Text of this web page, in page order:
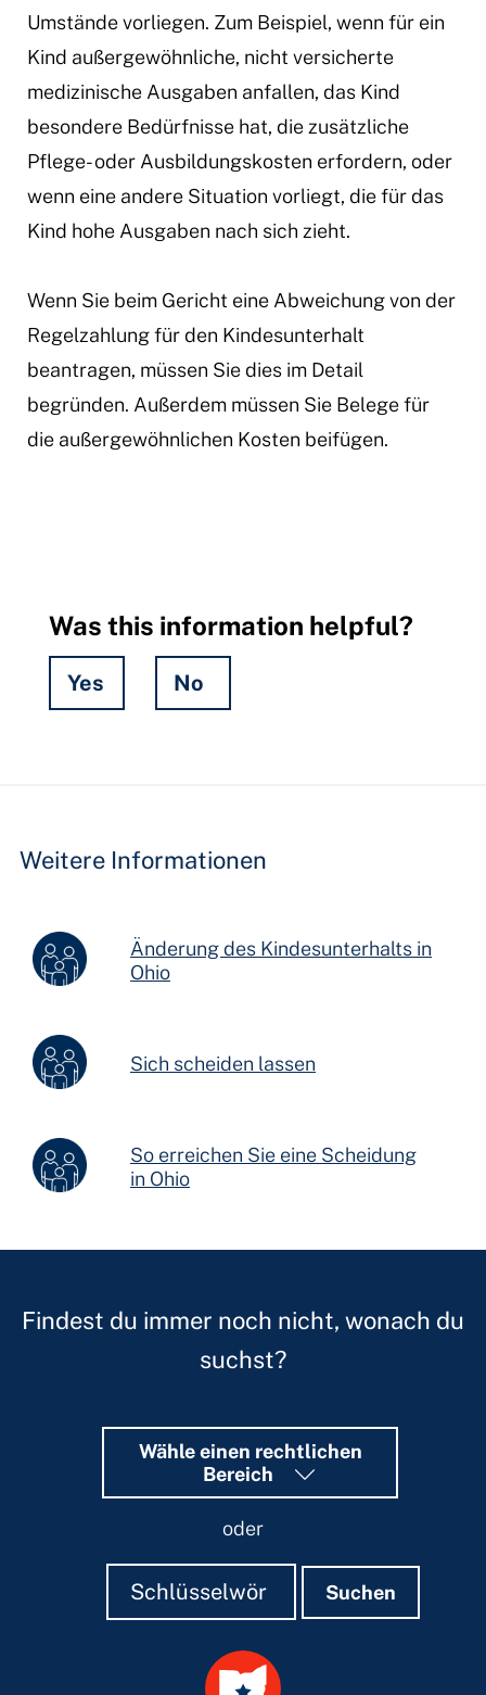
Umstände vorliegen. Zum Beispiel, wenn für ein
Kind außergewöhnliche, nicht versicherte
medizinische Ausgaben anfallen, das Kind
besondere Bedürfnisse hat, die zusätzliche
Pflege- oder Ausbildungskosten erfordern, oder
wenn eine andere Situation vorliegt, die für das
Kind hohe Ausgaben nach sich zieht.
Wenn Sie beim Gericht eine Abweichung von der
Regelzahlung für den Kindesunterhalt
beantragen, müssen Sie dies im Detail
begründen. Außerdem müssen Sie Belege für
die außergewöhnlichen Kosten beifügen.
Was this information helpful?
Yes No
Weitere Informationen
Änderung des Kindesunterhalts in
Ohio
Sich scheiden lassen
So erreichen Sie eine Scheidung
in Ohio
Findest du immer noch nicht, wonach du
suchst?
Wähle einen rechtlichen
Bereich
oder
Suchen
Suchen Suchen